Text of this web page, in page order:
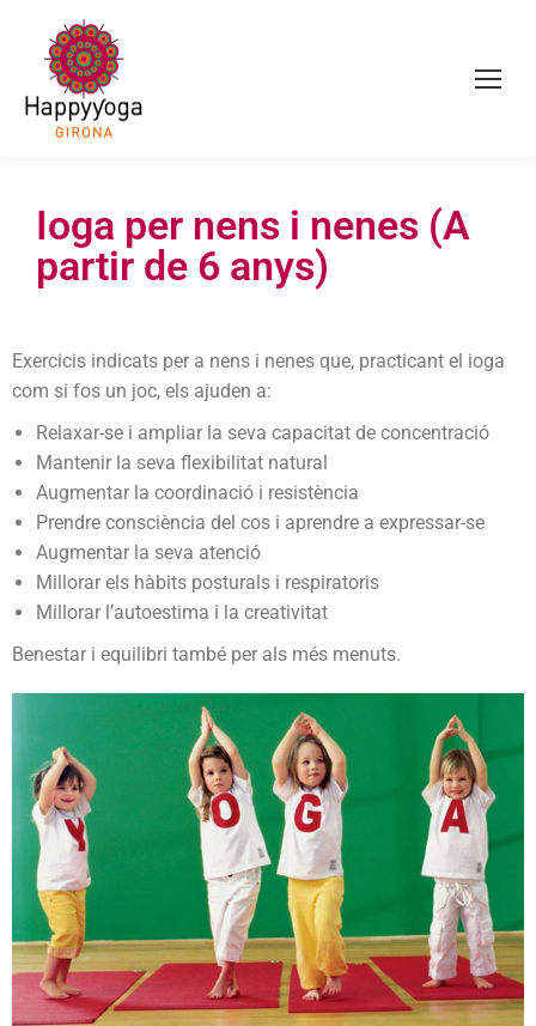
Ioga per nens i nenes (A
partir de 6 anys)
Exercicis indicats per a nens i nenes que, practicant el ioga
com si fos un joc, els ajuden a:
Relaxar-se i ampliar la seva capacitat de concentració
Mantenir la seva flexibilitat natural
Augmentar la coordinació i resistència
Prendre consciència del cos i aprendre a expressar-se
Augmentar la seva atenció
Millorar els hàbits posturals i respiratoris
Millorar l’autoestima i la creativitat
Benestar i equilibri també per als més menuts.